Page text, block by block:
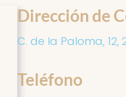
Dirección de
C. de la Paloma, 12,
Teléfono